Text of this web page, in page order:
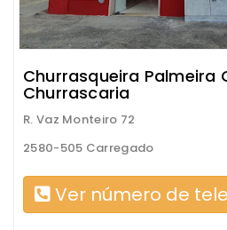
Churrasqueira Palmeira
Churrascaria
R. Vaz Monteiro 72
2580-505 Carregado
Ver número de